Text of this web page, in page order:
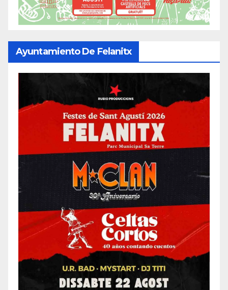
Ayuntamiento De Felanitx